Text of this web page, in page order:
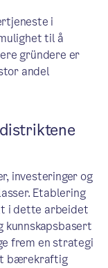
i
til å
gründere er
andel
investeringer og
Etablering
i dette arbeidet
kunnskapsbasert
frem en strategi
bærekraftig